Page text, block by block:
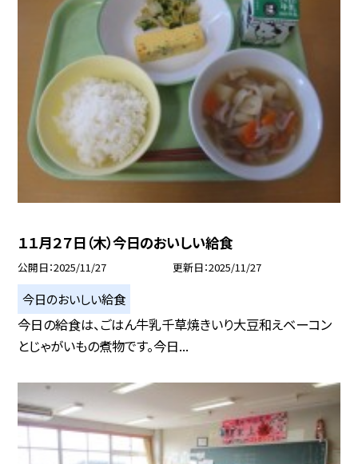
１１月２７日（木）今日のおいしい給食
公開日 2025/11/27 更新日 2025/11/27
今日のおいしい給食
今日の給食は、ごはん牛乳千草焼きいり大豆和えベーコン
とじゃがいもの煮物です。今日...